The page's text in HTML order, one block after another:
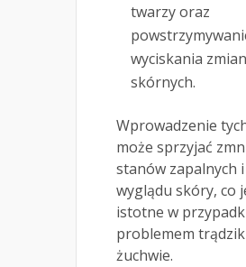
twarzy oraz
wyciskania zmian
skórnych.
Wprowadzenie
może sprzyjać
stanów zapalnych
wyglądu skóry, co
istotne w
problemem
żuchwie.